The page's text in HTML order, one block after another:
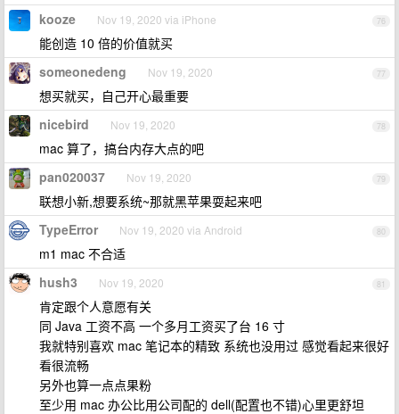
76
kooze Nov 19, 2020 via iPhone
能创造 10 倍的价值就买
77
someonedeng Nov 19, 2020
想买就买，自己开心最重要
78
nicebird Nov 19, 2020
mac 算了，搞台内存大点的吧
79
pan020037 Nov 19, 2020
联想小新,想要系统~那就黑苹果耍起来吧
80
TypeError Nov 19, 2020 via Android
m1 mac 不合适
81
hush3 Nov 19, 2020
肯定跟个人意愿有关
同 Java 工资不高 一个多月工资买了台 16 寸
我就特别喜欢 mac 笔记本的精致 系统也没用过 感觉看起来很好
看很流畅
另外也算一点点果粉
至少用 mac 办公比用公司配的 dell(配置也不错)心里更舒坦